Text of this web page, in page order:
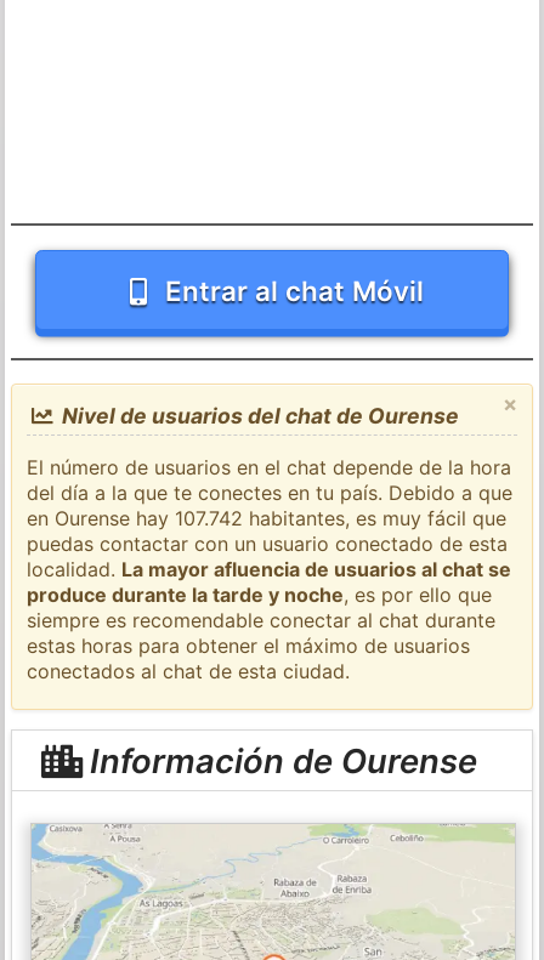
Entrar al chat Móvil
×
Nivel de usuarios del chat de Ourense
El número de usuarios en el chat depende de la hora
del día a la que te conectes en tu país. Debido a que
en Ourense hay 107.742 habitantes, es muy fácil que
puedas contactar con un usuario conectado de esta
localidad. La mayor afluencia de usuarios al chat se
produce durante la tarde y noche, es por ello que
siempre es recomendable conectar al chat durante
estas horas para obtener el máximo de usuarios
conectados al chat de esta ciudad.
Información de Ourense